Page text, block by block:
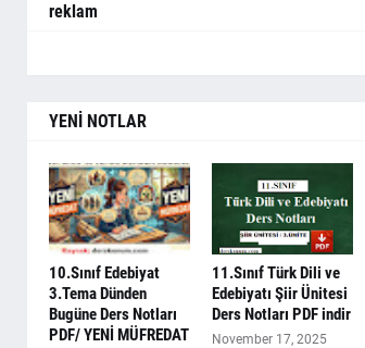
reklam
YENİ NOTLAR
10.Sınıf Edebiyat
3.Tema Dünden
Bugüne Ders Notları
PDF/ YENİ MÜFREDAT
11.Sınıf Türk Dili ve
Edebiyatı Şiir Ünitesi
Ders Notları PDF indir
November 17, 2025